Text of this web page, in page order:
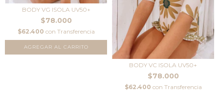
BODY VG ISOLA UV50+
$78.000
$62.400 con Transferencia
AGREGAR AL CARRITO
BODY VC ISOLA UV50+
$78.000
$62.400 con Transferencia